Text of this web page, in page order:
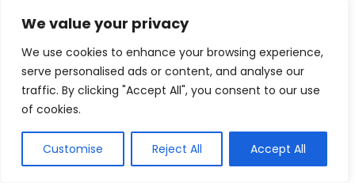
We value your privacy
We use cookies to enhance your browsing experience,
serve personalised ads or content, and analyse our
traffic. By clicking "Accept All", you consent to our use
of cookies.
Customise Reject All Accept All
bowls e tigelas.
Por ser fabricado com aço inoxidável, o produto
também é bastante resistente e durável,
higienizar. Ademais, para a segurança, ele possui
antiderrapantes e um protetor de mão, evitando